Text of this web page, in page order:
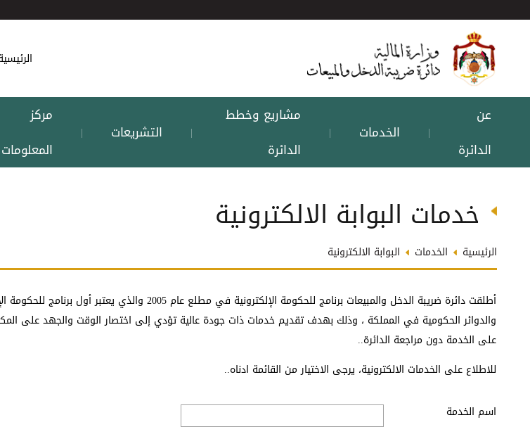
عن
الدائرة
| الخدمات |
مشاريع وخطط
الدائرة
| التشريعات |
مركز
المعلومات
خدمات البوابة الالكترونية
الرئيسية الخدمات البوابة الالكترونية
أطلقت دائرة ضريبة الدخل والمبيعات برنامج للحكومة الإلكترونية في
والدوائر الحكومية في المملكة ، وذلك بهدف تقديم خدمات ذات جودة عالية تؤدي إلى اختصار الوقت والجهد على
على الخدمة دون مراجعة الدائرة..
للاطلاع على الخدمات الالكترونية، يرجى الاختيار من القائمة ادناه..
اسم الخدمة